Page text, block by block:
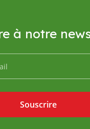
à notre
Souscrire